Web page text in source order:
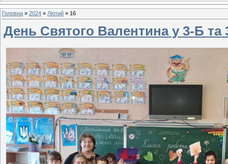
Головна » 2024 » Лютий » 16
День Святого Валентина у 3-Б та